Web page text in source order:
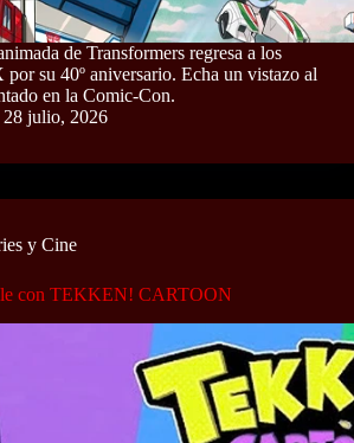
de Transformers regresa a los
su 40º aniversario. Echa un vistazo al
en la Comic-Con.
28 julio, 2026
y Cine
con TEKKEN! CARTOON